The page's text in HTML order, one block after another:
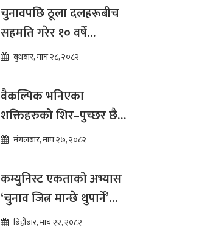
चुनावपछि ठूला दलहरूबीच
सहमति गरेर १० वर्षे
दीर्घकालीन आर्थिक सुधार
ढकाल
बुधबार, माघ २८, २०८२
वैकल्पिक भनिएका
शक्तिहरुको शिर–पुच्छर छैन,
प्रतिस्पर्धा पूरानै दलसँग हुन्छ :
मंगलबार, माघ २७, २०८२
कम्युनिस्ट एकताको अभ्यास
‘चुनाव जित्न मान्छे थुपार्ने’
माध्यम मात्र हो : विप्लव
बिहीबार, माघ २२, २०८२